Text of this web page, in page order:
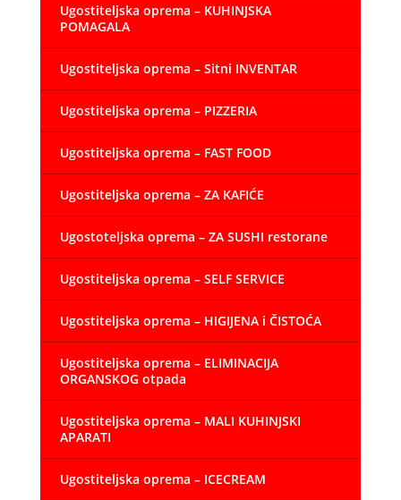
Ugostiteljska oprema – KUHINJSKA
POMAGALA
Ugostiteljska oprema – Sitni INVENTAR
Ugostiteljska oprema – PIZZERIA
Ugostiteljska oprema – FAST FOOD
Ugostiteljska oprema – ZA KAFIĆE
Ugostoteljska oprema – ZA SUSHI restorane
Ugostiteljska oprema – SELF SERVICE
Ugostiteljska oprema – HIGIJENA i ČISTOĆA
Ugostiteljska oprema – ELIMINACIJA
ORGANSKOG otpada
Ugostiteljska oprema – MALI KUHINJSKI
APARATI
Ugostiteljska oprema – ICECREAM